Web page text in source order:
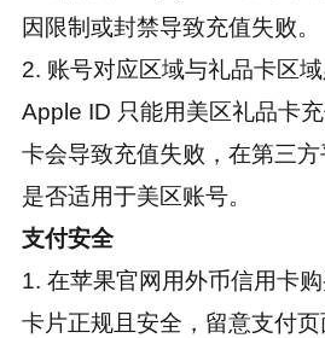
因限制或封禁导致充值失败。
2. 账号对应区域与礼品卡区
Apple ID 只能用美区礼品卡
卡会导致充值失败，在第三
是否适用于美区账号。
支付安全
1. 在苹果官网用外币信用卡
卡片正规且安全，留意支付